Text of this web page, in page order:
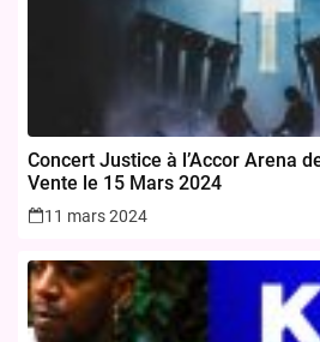
Concert Justice à l’Accor Arena
Vente le 15 Mars 2024
11 mars 2024